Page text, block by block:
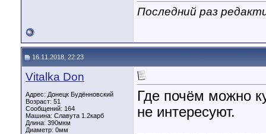
Последний раз
16.11.2018, 22:23
Vitalka Don
Адрес: Донецк Будённовский
Возраст: 51
Сообщений: 164
Машина: Славута 1.2карб
Длина: 390мкм
Диаметр: 0мм
Где почём можно
не интересуют.